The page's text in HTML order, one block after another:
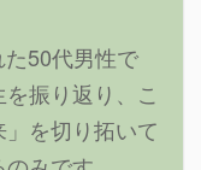
50代男性で
振り返り、こ
を切り拓いて